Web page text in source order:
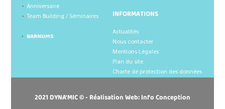
Anniversaire
Team Building / Séminaires
BARNUMS
INFORMATIONS
Actualités
Nous contacter
Mentions Légales
Plan du site
Charte de protection des données
2021 DYNA'MIC © - Réalisation Web:Info Conception